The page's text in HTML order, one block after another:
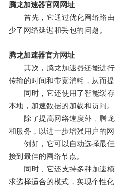
腾龙加速器官网网址
首先，它通过优化网络路由
少了网络延迟和丢包的问题。
腾龙加速器官方网址
其次，腾龙加速器还能进行
传输的时间和带宽消耗，从而
同时，它还使用了智能缓存
本地，加速数据的加载和访问。
除了提高网络速度外，腾龙
和服务，以进一步增强用户的网
例如，它可以自动选择最佳
接到最佳的网络节点。
同时，它还支持多种加速模
求选择适合的模式，实现个性化